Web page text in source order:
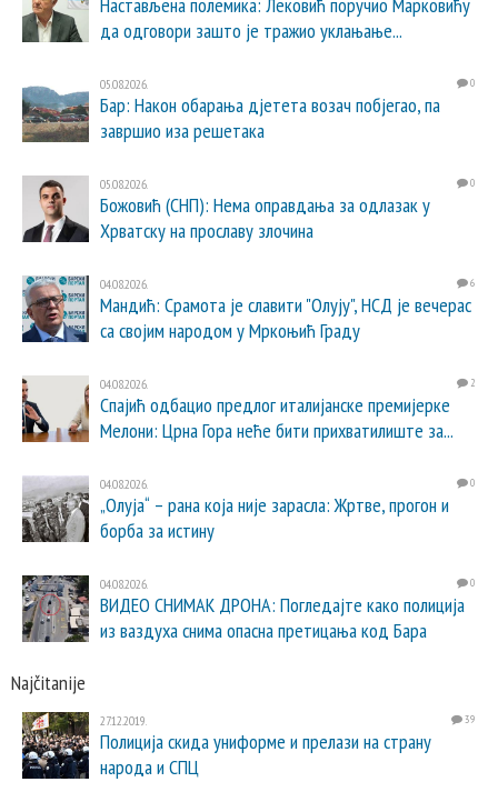
Настављена полемика: Лековић поручио Марковићу
да одговори зашто је тражио уклањање...
05.08.2026. 0
Бар: Након обарања дјетета возач побјегао, па
завршио иза решетака
05.08.2026. 0
Божовић (СНП): Нема оправдања за одлазак у
Хрватску на прославу злочина
04.08.2026. 6
Мандић: Срамота је славити "Олују", НСД је вечерас
са својим народом у Мркоњић Граду
04.08.2026. 2
Спајић одбацио предлог италијанске премијерке
Мелони: Црна Гора неће бити прихватилиште за...
04.08.2026. 0
„Олуја“ – рана која није зарасла: Жртве, прогон и
борба за истину
04.08.2026. 0
ВИДЕО СНИМАК ДРОНА: Погледајте како полиција
из ваздуха снима опасна претицања код Бара
Najčitanije
27.12.2019. 39
Полиција скида униформе и прелази на страну
народа и СПЦ